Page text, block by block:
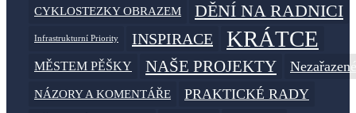
CYKLOSTEZKY OBRAZEM DĚNÍ NA RADNICI
Infrastrukturní Priority INSPIRACE KRÁTCE
MĚSTEM PĚŠKY NAŠE PROJEKTY Nezařazené
NÁZORY A KOMENTÁŘE PRAKTICKÉ RADY